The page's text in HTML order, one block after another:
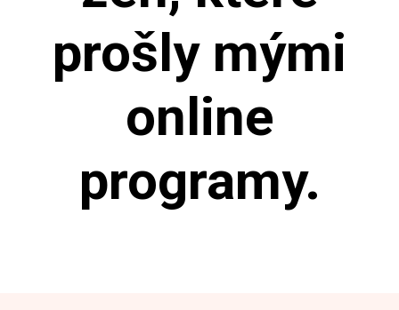
prošly mými
online
programy.